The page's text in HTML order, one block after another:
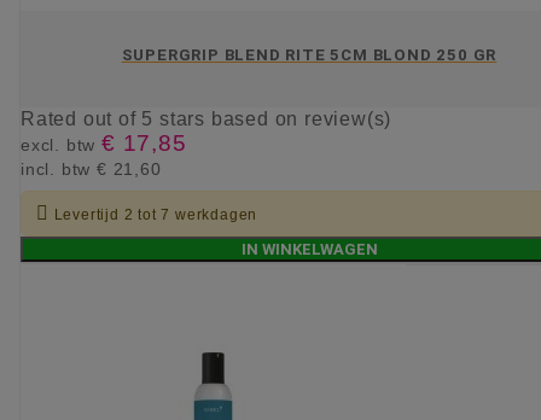
SUPERGRIP BLEND RITE 5CM BLOND 250 GR
Rated out of 5 stars based on review(s)
excl. btw € 17,85
incl. btw € 21,60
 Levertijd 2 tot 7 werkdagen
IN WINKELWAGEN